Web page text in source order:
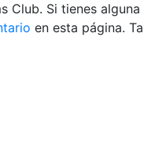
Club. Si tienes
en esta página.